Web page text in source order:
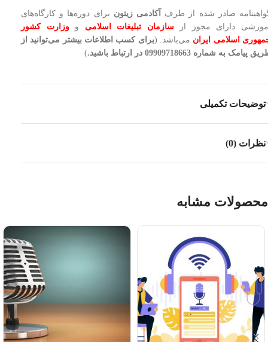
صادر شده از طرف آکادمی زیتون برای دوره‌ها و کارگاه‌های
دارای مجوز از
سازمان تبلیغات اسلامی ووزارت کشور
اسلامی ایران می‌باشد. (برای کسب اطلاعات بیشتر می‌توانید از
پیامک به شماره 09909718663 در ارتباط باشید.
)
توضیحات تکمیلی
نظرات (0)
محصولات مشابه